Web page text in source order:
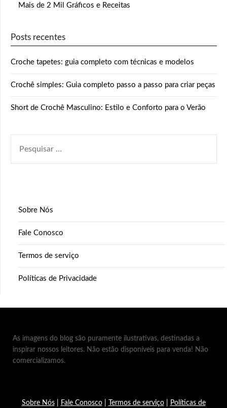
Mais de 2 Mil Gráficos e Receitas
Posts recentes
Croche tapetes: guia completo com técnicas e modelos
Crochê simples: Guia completo passo a passo para criar peças
Short de Crochê Masculino: Estilo e Conforto para o Verão
POR:
Sobre Nós
Fale Conosco
Termos de serviço
Políticas de Privacidade
As imagens do blog são puramente ilustrativas, destinadas a
inspirar nossos leitores. Não estão disponíveis para venda! Não
comercializamos.
Sobre Nós| Fale Conosco| Termos de serviço| Políticas de